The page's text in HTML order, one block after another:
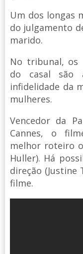
Um dos longas
do julgamento
marido.
No tribunal, os
do casal são
infidelidade da
mulheres.
Vencedor da
Cannes, o
melhor roteiro
Huller). Há
direção
filme.